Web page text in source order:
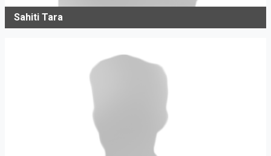
Sahiti Tara